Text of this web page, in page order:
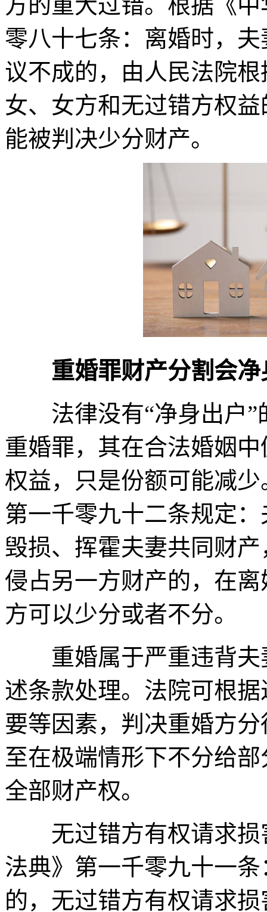
零八十七条：离婚时，
议不成的，由人民法院
女、女方和无过错方权
能被判决少分财产。
重婚罪财产分割会
法律没有“净身出户”
重婚罪，其在合法婚姻
权益，只是份额可能减
第一千零九十二条规定
毁损、挥霍夫妻共同财
侵占另一方财产的，在
方可以少分或者不分。
重婚属于严重违背夫
述条款处理。法院可根
要等因素，判决重婚方
至在极端情形下不分给
全部财产权。
无过错方有权请求损
法典》第一千零九十一
的，无过错方有权请求